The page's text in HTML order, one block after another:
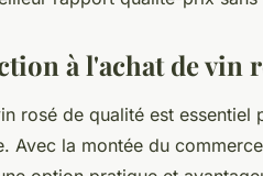
à l'achat de vin
rosé de qualité est
Avec la montée du